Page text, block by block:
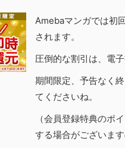
Amebaマンガでは初
されます。
圧倒的な割引は、電
期間限定、予告なく
てくださいね。
（会員登録特典のポ
する場合がございま